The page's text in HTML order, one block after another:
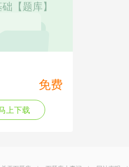
【题库】
免费
上下载